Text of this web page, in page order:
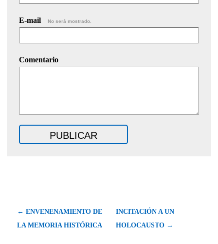
E-mail No será mostrado.
Comentario
← ENVENENAMIENTO DE
LA MEMORIA HISTÓRICA
INCITACIÓN A UN
HOLOCAUSTO →